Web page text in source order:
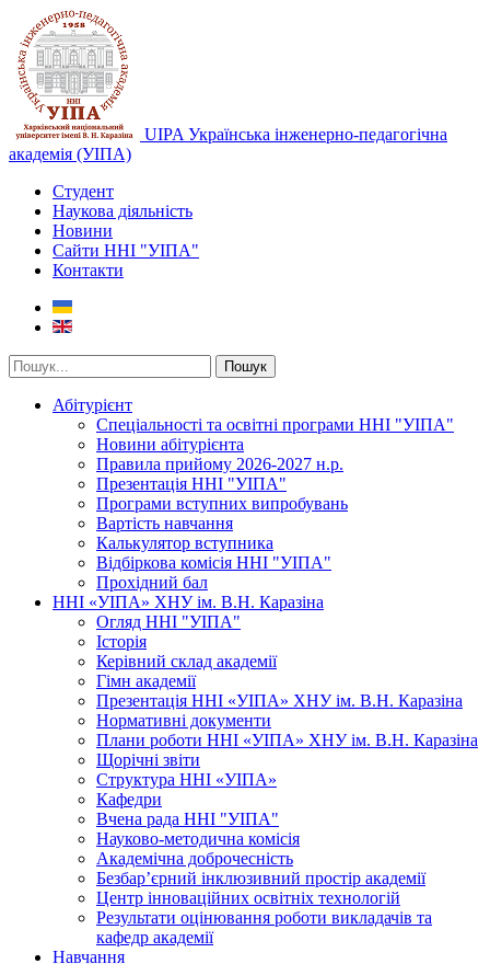
UIPA Українська інженерно-педагогічна
академія (УІПА)
Студент
Наукова діяльність
Новини
Сайти ННІ "УІПА"
Контакти
Пошук
Абітурієнт
Спеціальності та освітні програми ННІ "УІПА"
Новини абітурієнта
Правила прийому 2026-2027 н.р.
Презентація ННІ "УІПА"
Програми вступних випробувань
Вартість навчання
Калькулятор вступника
Відбіркова комісія ННІ "УІПА"
Прохідний бал
ННІ «УІПА» ХНУ ім. В.Н. Каразіна
Огляд ННІ "УІПА"
Історія
Керівний склад академії
Гімн академії
Презентація ННІ «УІПА» ХНУ ім. В.Н. Каразіна
Нормативні документи
Плани роботи ННІ «УІПА» ХНУ ім. В.Н. Каразіна
Щорічні звіти
Структура ННІ «УІПА»
Кафедри
Вчена рада ННІ "УІПА"
Науково-методична комісія
Академічна доброчесність
Безбар’єрний інклюзивний простір академії
Центр інноваційних освітніх технологій
Результати оцінювання роботи викладачів та
кафедр академії
Навчання